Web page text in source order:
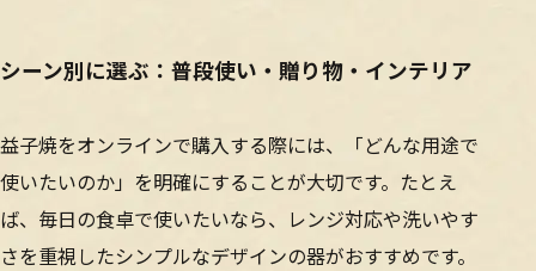
シーン別に選ぶ：普段使い・贈り物・インテリア
益子焼をオンラインで購入する際には、「どんな用途で
使いたいのか」を明確にすることが大切です。たとえ
ば、毎日の食卓で使いたいなら、レンジ対応や洗いやす
さを重視したシンプルなデザインの器がおすすめです。